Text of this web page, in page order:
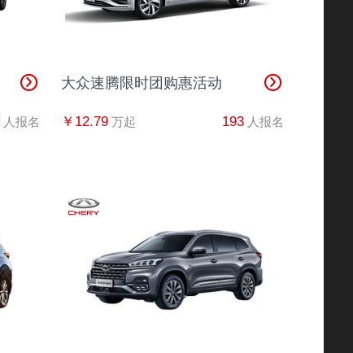
英朗 2分钟前
奔驰 1分钟前
丰田C-HR 10分钟前
迈腾 1分钟前
人报名
大众速腾限时团购惠活动
￥12.79 万起 193 人报名